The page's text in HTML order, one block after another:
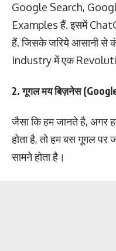
Google Search,
Examples हैं. इसमें
हैं. जिसके जरिये आसानी से
Industry में एक
2. गूगल मय बिज़नेस
जैसा कि हम जानते है, अगर
होता है, तो हम बस गूगल पर
सामने होता है।